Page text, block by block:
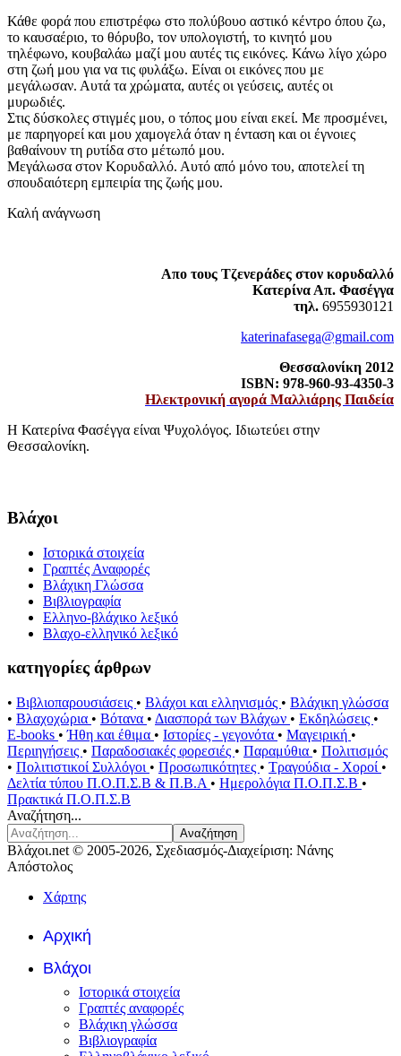
Κάθε φορά που επιστρέφω στο πολύβουο αστικό κέντρο όπου ζω,
το καυσαέριο, το θόρυβο, τον υπολογιστή, το κινητό μου
τηλέφωνο, κουβαλάω μαζί μου αυτές τις εικόνες. Κάνω λίγο χώρο
στη ζωή μου για να τις φυλάξω. Είναι οι εικόνες που με
μεγάλωσαν. Αυτά τα χρώματα, αυτές οι γεύσεις, αυτές οι
μυρωδιές.
Στις δύσκολες στιγμές μου, ο τόπος μου είναι εκεί. Με προσμένει,
με παρηγορεί και μου χαμογελά όταν η ένταση και οι έγνοιες
βαθαίνουν τη ρυτίδα στο μέτωπό μου.
Μεγάλωσα στον Κορυδαλλό. Αυτό από μόνο του, αποτελεί τη
σπουδαιότερη εμπειρία της ζωής μου.
Καλή ανάγνωση
Απο τους Τζενεράδες στον κορυδαλλό
Κατερίνα Απ. Φασέγγα
τηλ. 6955930121
katerinafasega@gmail.com
Θεσσαλονίκη 2012
ISBN: 978-960-93-4350-3
Ηλεκτρονική αγορά Μαλλιάρης Παιδεία
Η Κατερίνα Φασέγγα είναι Ψυχολόγος. Ιδιωτεύει στην
Θεσσαλονίκη.
Βλάχοι
Ιστορικά στοιχεία
Γραπτές Αναφορές
Βλάχικη Γλώσσα
Βιβλιογραφία
Ελληνο-βλάχικο λεξικό
Βλαχο-ελληνικό λεξικό
κατηγορίες άρθρων
• Βιβλιοπαρουσιάσεις • Βλάχοι και ελληνισμός • Βλάχικη γλώσσα
• Βλαχοχώρια • Βότανα • Διασπορά των Βλάχων • Εκδηλώσεις •
E-books •Ήθη και έθιμα • Ιστορίες - γεγονότα • Μαγειρική •
Περιηγήσεις • Παραδοσιακές φορεσιές • Παραμύθια • Πολιτισμός
• Πολιτιστικοί Συλλόγοι • Προσωπικότητες • Τραγούδια - Χοροί •
Δελτία τύπου Π.Ο.Π.Σ.Β & Π.Β.Α • Ημερολόγια Π.Ο.Π.Σ.Β •
Πρακτικά Π.Ο.Π.Σ.Β
Αναζήτηση...
Αναζήτηση
Βλάχοι.net © 2005-2026, Σχεδιασμός-Διαχείριση: Νάνης
Απόστολος
Χάρτης
Αρχική
Βλάχοι
Ιστορικά στοιχεία
Γραπτές αναφορές
Βλάχικη γλώσσα
Βιβλιογραφία